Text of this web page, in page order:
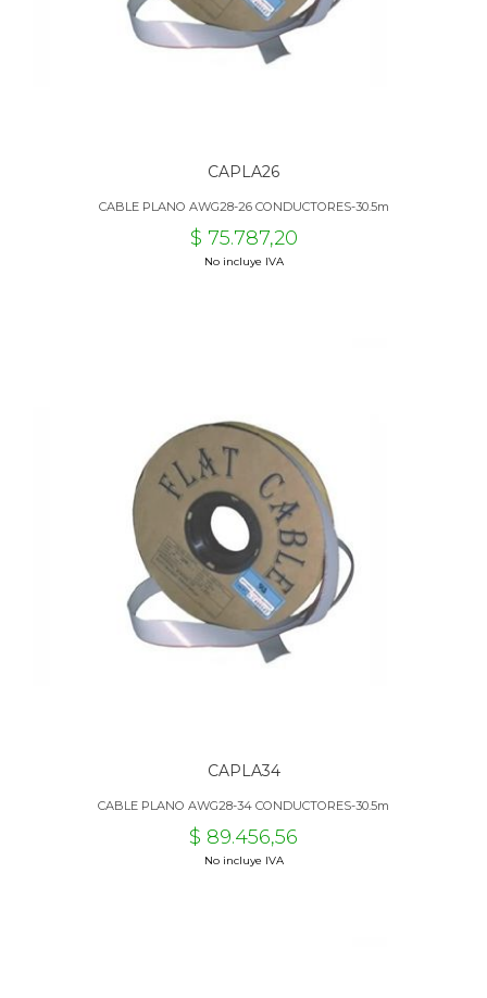
CAPLA26
CABLE PLANO AWG28-26 CONDUCTORES-30.5m
$ 75.787,20
No incluye IVA
CAPLA34
CABLE PLANO AWG28-34 CONDUCTORES-30.5m
$ 89.456,56
No incluye IVA